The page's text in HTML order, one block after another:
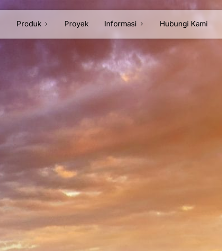
Produk Proyek Informasi Hubungi Kami